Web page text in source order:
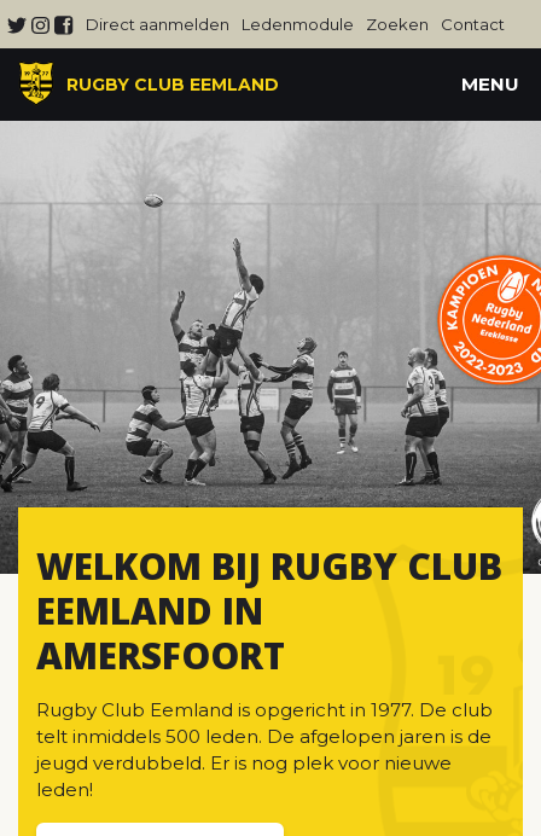
Direct aanmelden Ledenmodule Zoeken Contact
RUGBY CLUB EEMLAND MENU
WELKOM BIJ RUGBY CLUB
EEMLAND IN
AMERSFOORT
Rugby Club Eemland is opgericht in 1977. De club
telt inmiddels 500 leden. De afgelopen jaren is de
jeugd verdubbeld. Er is nog plek voor nieuwe
leden!